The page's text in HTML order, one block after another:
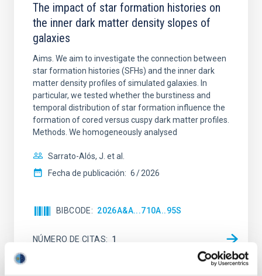
The impact of star formation histories on
the inner dark matter density slopes of
galaxies
Aims. We aim to investigate the connection between
star formation histories (SFHs) and the inner dark
matter density profiles of simulated galaxies. In
particular, we tested whether the burstiness and
temporal distribution of star formation influence the
formation of cored versus cuspy dark matter profiles.
Methods. We homogeneously analysed
Sarrato-Alós, J. et al.
Fecha de publicación: 6 2026
BIBCODE 2026A&A...710A..95S
NÚMERO DE CITAS 1